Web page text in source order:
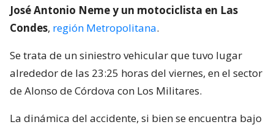
José Antonio Neme y un motociclista en Las
Condes, región Metropolitana.
Se trata de un siniestro vehicular que tuvo lugar
alrededor de las 23:25 horas del viernes, en el sector
de Alonso de Córdova con Los Militares.
La dinámica del accidente, si bien se encuentra bajo